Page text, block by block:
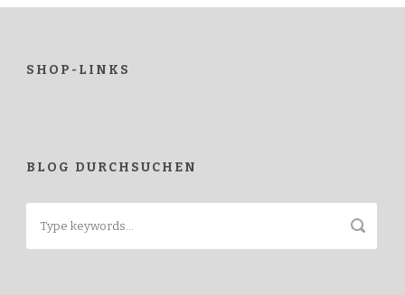
SHOP-LINKS
BLOG DURCHSUCHEN